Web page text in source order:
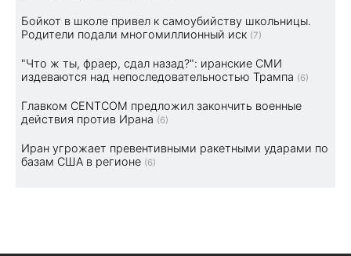
Бойкот в школе привел к самоубийству школьницы.
Родители подали многомиллионный иск (7)
"Что ж ты, фраер, сдал назад?": иранские СМИ
издеваются над непоследовательностью Трампа (6)
Главком CENTCOM предложил закончить военные
действия против Ирана (6)
Иран угрожает превентивными ракетными ударами по
базам США в регионе (6)